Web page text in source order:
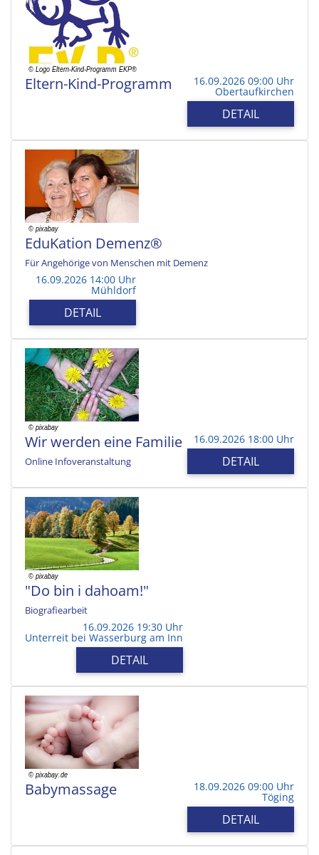
Eltern-Kind-Programm 16.09.2026 09:00 Uhr
Obertaufkirchen
DETAIL
EduKation Demenz®
Für Angehörige von Menschen mit Demenz
16.09.2026 14:00 Uhr
Mühldorf
DETAIL
Wir werden eine Familie
Online Infoveranstaltung
16.09.2026 18:00 Uhr
DETAIL
"Do bin i dahoam!"
Biografiearbeit
16.09.2026 19:30 Uhr
Unterreit bei Wasserburg am Inn
DETAIL
Babymassage 18.09.2026 09:00 Uhr
Töging
DETAIL